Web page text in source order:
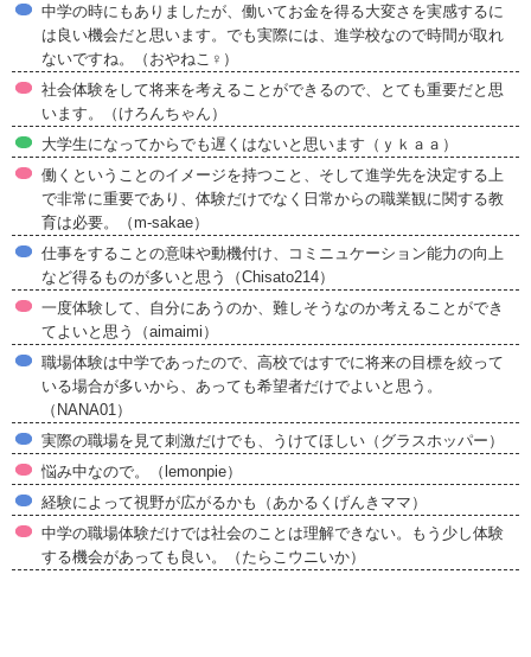
中学の時にもありましたが、働いてお金を得る大変さを実感するに
は良い機会だと思います。でも実際には、進学校なので時間が取れ
ないですね。（おやねこ♀）
社会体験をして将来を考えることができるので、とても重要だと思
います。（けろんちゃん）
大学生になってからでも遅くはないと思います（ｙｋａａ）
働くということのイメージを持つこと、そして進学先を決定する上
で非常に重要であり、体験だけでなく日常からの職業観に関する教
育は必要。（m-sakae）
仕事をすることの意味や動機付け、コミニュケーション能力の向上
など得るものが多いと思う（Chisato214）
一度体験して、自分にあうのか、難しそうなのか考えることができ
てよいと思う（aimaimi）
職場体験は中学であったので、高校ではすでに将来の目標を絞って
いる場合が多いから、あっても希望者だけでよいと思う。
（NANA01）
実際の職場を見て刺激だけでも、うけてほしい（グラスホッパー）
悩み中なので。（lemonpie）
経験によって視野が広がるかも（あかるくげんきママ）
中学の職場体験だけでは社会のことは理解できない。もう少し体験
する機会があっても良い。（たらこウニいか）